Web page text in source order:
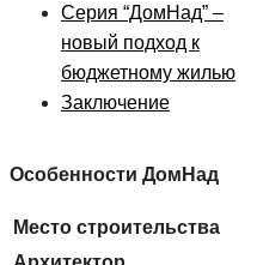
Серия “ДомНад” –
новый подход к
бюджетному жилью
Заключение
Особенности ДомНад
Место строительства